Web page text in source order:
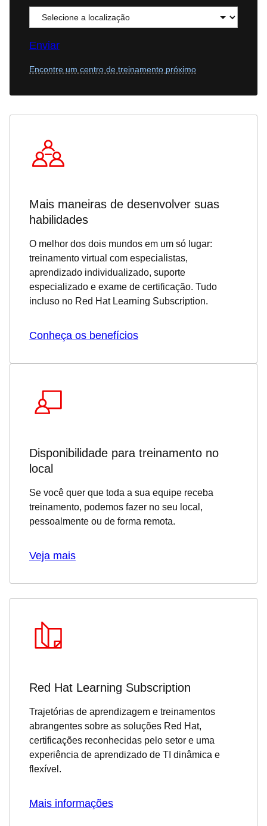
Enviar
Encontre um centro de treinamento próximo
Mais maneiras de desenvolver suas
habilidades
O melhor dos dois mundos em um só lugar:
treinamento virtual com especialistas,
aprendizado individualizado, suporte
especializado e exame de certificação. Tudo
incluso no Red Hat Learning Subscription.
Conheça os benefícios
Disponibilidade para treinamento no
local
Se você quer que toda a sua equipe receba
treinamento, podemos fazer no seu local,
pessoalmente ou de forma remota.
Veja mais
Red Hat Learning Subscription
Trajetórias de aprendizagem e treinamentos
abrangentes sobre as soluções Red Hat,
certificações reconhecidas pelo setor e uma
experiência de aprendizado de TI dinâmica e
flexível.
Mais informações